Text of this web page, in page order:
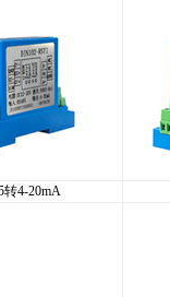
转4-20mA